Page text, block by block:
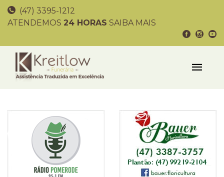
(47) 3395-1212
ATENDEMOS 24 HORAS SAIBA MAIS